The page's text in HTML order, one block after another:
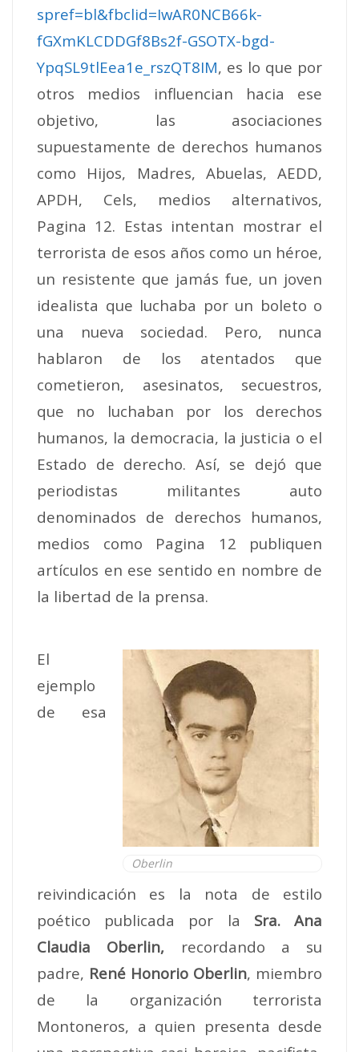
spref=bl&fbclid=IwAR0NCB66k-
fGXmKLCDDGf8Bs2f-GSOTX-bgd-
YpqSL9tlEea1e_rszQT8IM, es lo que por
otros medios influencian hacia ese
objetivo, las asociaciones
supuestamente de derechos humanos
como Hijos, Madres, Abuelas, AEDD,
APDH, Cels, medios alternativos,
Pagina 12. Estas intentan mostrar el
terrorista de esos años como un héroe,
un resistente que jamás fue, un joven
idealista que luchaba por un boleto o
una nueva sociedad. Pero, nunca
hablaron de los atentados que
cometieron, asesinatos, secuestros,
que no luchaban por los derechos
humanos, la democracia, la justicia o el
Estado de derecho. Así, se dejó que
periodistas militantes auto
denominados de derechos humanos,
medios como Pagina 12 publiquen
artículos en ese sentido en nombre de
la libertad de la prensa.
Oberlin
El
ejemplo
de esa
reivindicación es la nota de estilo
poético publicada por la Sra. Ana
Claudia Oberlin, recordando a su
padre, René Honorio Oberlin, miembro
de la organización terrorista
Montoneros, a quien presenta desde